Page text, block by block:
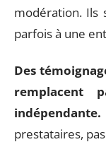
modération. Ils
parfois à une
Des
remplacent
indépendante.
prestataires,